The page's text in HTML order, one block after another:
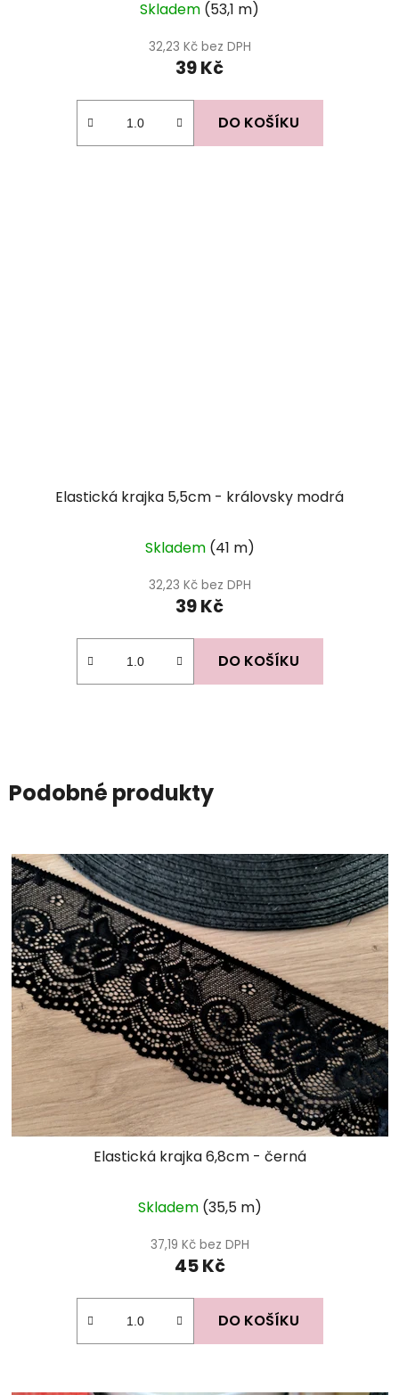
Skladem (53,1 m)
32,23 Kč bez DPH
39 Kč
DO KOŠÍKU
Elastická krajka 5,5cm - královsky modrá
Skladem (41 m)
32,23 Kč bez DPH
39 Kč
DO KOŠÍKU
Podobné produkty
Elastická krajka 6,8cm - černá
Skladem (35,5 m)
37,19 Kč bez DPH
45 Kč
DO KOŠÍKU